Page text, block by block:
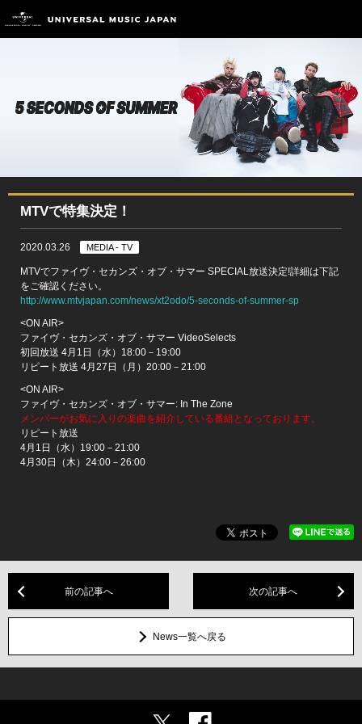
MTVで特集決定！
2020.03.26 MEDIA - TV
MTVでファイヴ・セカンズ・オブ・サマー SPECIAL放送決定!詳細は下記
をご確認ください。
http://www.mtvjapan.com/news/xt2odo/5-seconds-of-summer-sp
<ON AIR>
ファイヴ・セカンズ・オブ・サマー VideoSelects
初回放送 4月1日（水）18:00－19:00
リピート放送 4月27日（月）20:00－21:00
<ON AIR>
ファイヴ・セカンズ・オブ・サマー: In The Zone
メンバーがお気に入りの楽曲を紹介している番組となっております。
リピート放送
4月1日（水）19:00－21:00
4月30日（木）24:00－26:00
前の記事へ 次の記事へ
News一覧へ戻る